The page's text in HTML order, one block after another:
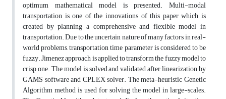
optimum mathematical model is presented. Multi-modal
transportation is one of the innovations of this paper which is
created by planning a comprehensive and flexible model in
transportation. Due to the uncertain nature of many factors in real-
world problems, transportation time parameter is considered to be
fuzzy. Jimenez approach is applied to transform the fuzzy model to
crisp one. The model is solved and validated after linearization by
GAMS software and CPLEX solver. The meta-heuristic Genetic
Algorithm method is used for solving the model in large-scales.